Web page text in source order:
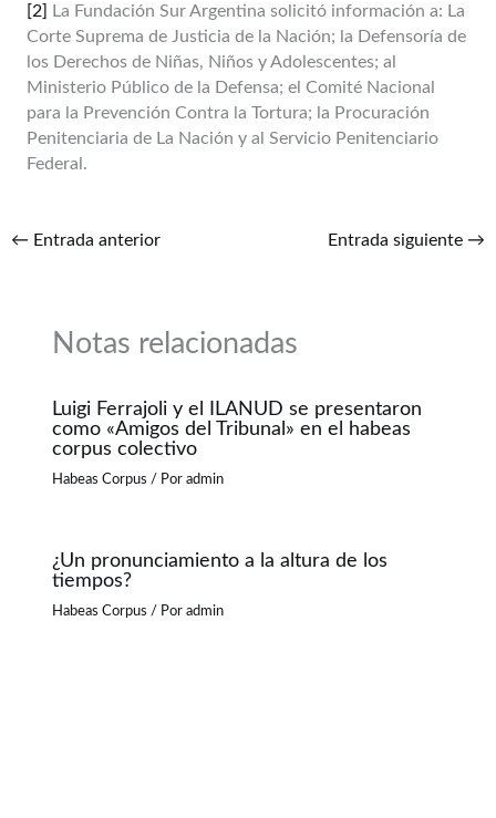
[2]
La Fundación Sur Argentina solicitó información a: La
Corte Suprema de Justicia de la Nación; la Defensoría de
los Derechos de Niñas, Niños y Adolescentes; al
Ministerio Público de la Defensa; el Comité Nacional
para la Prevención Contra la Tortura; la Procuración
Penitenciaria de La Nación y al Servicio Penitenciario
Federal.
← Entrada anterior Entrada siguiente →
Notas relacionadas
Luigi Ferrajoli y el ILANUD se presentaron
como «Amigos del Tribunal» en el habeas
corpus colectivo
Habeas Corpus / Poradmin
¿Un pronunciamiento a la altura de los
tiempos?
Habeas Corpus / Poradmin